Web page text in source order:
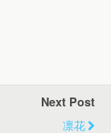
Next Post
凛花